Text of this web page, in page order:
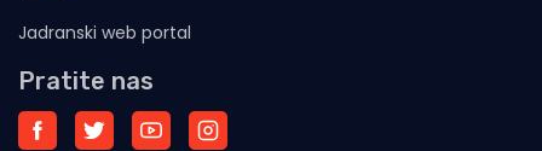
Jadranski web portal
Pratite nas